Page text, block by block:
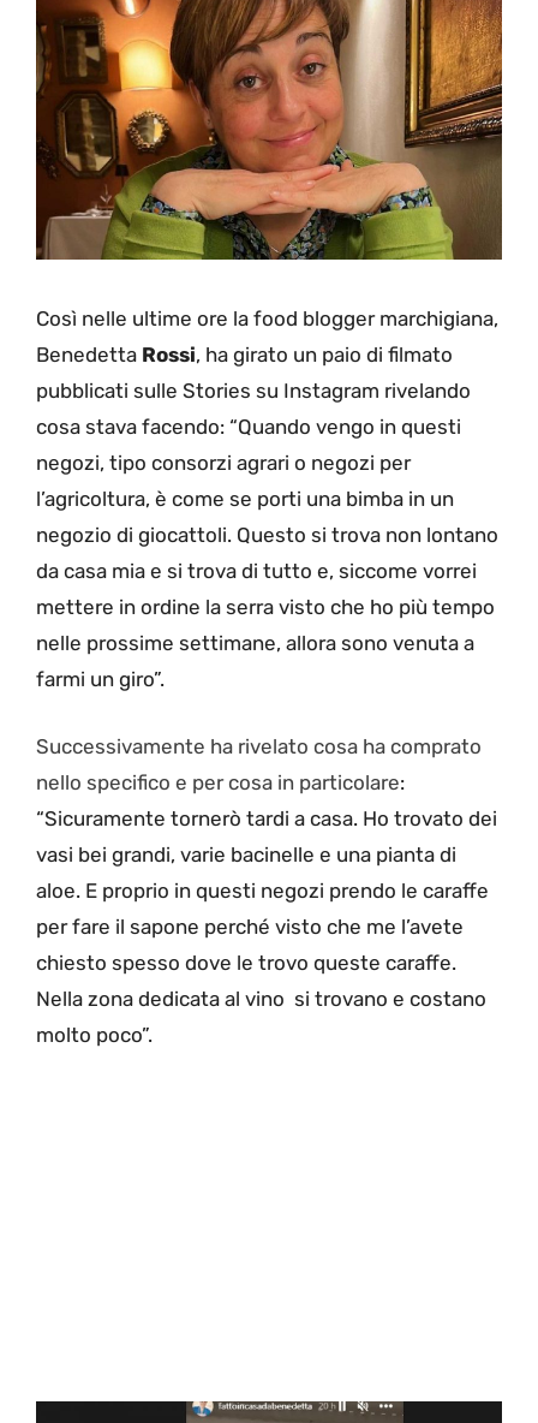
Così nelle ultime ore la food blogger marchigiana,
Benedetta Rossi, ha girato un paio di filmato
pubblicati sulle Stories su Instagram rivelando
cosa stava facendo: “Quando vengo in questi
negozi, tipo consorzi agrari o negozi per
l’agricoltura, è come se porti una bimba in un
negozio di giocattoli. Questo si trova non lontano
da casa mia e si trova di tutto e, siccome vorrei
mettere in ordine la serra visto che ho più tempo
nelle prossime settimane, allora sono venuta a
farmi un giro”.
Successivamente ha rivelato cosa ha comprato
nello specifico e per cosa in particolare:
“Sicuramente tornerò tardi a casa. Ho trovato dei
vasi bei grandi, varie bacinelle e una pianta di
aloe. E proprio in questi negozi prendo le caraffe
per fare il sapone perché visto che me l’avete
chiesto spesso dove le trovo queste caraffe.
Nella zona dedicata al vino si trovano e costano
molto poco”.